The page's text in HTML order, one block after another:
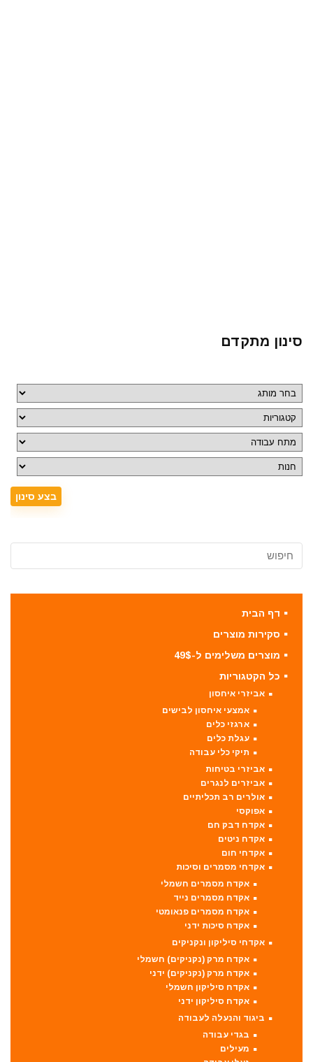
סינון מתקדם
דף הבית
סקירות מוצרים
מוצרים משלימים ל-49$
כל הקטגוריות
אביזרי איחסון
אמצעי איחסון לבישים
ארגזי כלים
עגלת כלים
תיקי כלי עבודה
אביזרי בטיחות
אביזרים לנגרים
אולרים רב תכליתיים
אפוקסי
אקדח דבק חם
אקדח ניטים
אקדחי חום
אקדחי מסמרים וסיכות
אקדח מסמרים חשמלי
אקדח מסמרים נייד
אקדח מסמרים פנאומטי
אקדח סיכות ידני
אקדחי סיליקון ונקניקים
אקדח מרק (נקניקים) חשמלי
אקדח מרק (נקניקים) ידני
אקדח סיליקון חשמלי
אקדח סיליקון ידני
ביגוד והנעלה לעבודה
בגדי עבודה
מעילים